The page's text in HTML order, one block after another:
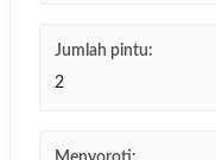
Jumlah pintu:
2